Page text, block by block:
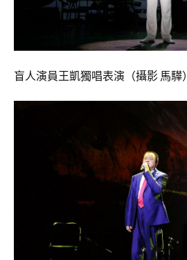
盲人演員王凱獨唱表演（攝影 馬驊）